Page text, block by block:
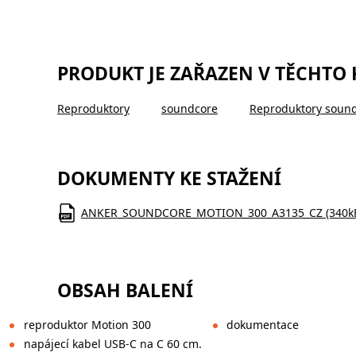
PRODUKT JE ZAŘAZEN V TĚCHTO
Reproduktory soundcore Reproduktory
DOKUMENTY KE STAŽENÍ
ANKER_SOUNDCORE_MOTION_300_A3135_CZ
OBSAH BALENÍ
reproduktor Motion 300
napájecí kabel USB-C na C 60 cm.
dokumentace